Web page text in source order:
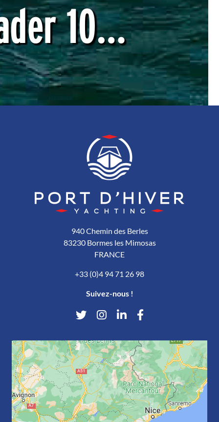
940 Chemin des Berles
83230 Bormes les Mimosas
FRANCE
+33 (0)4 94 71 26 98
Suivez-nous !